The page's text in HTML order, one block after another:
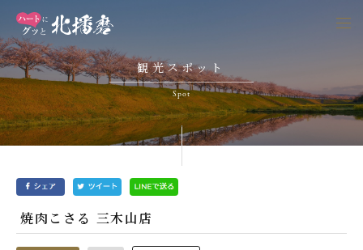
観光スポット
Spot
焼肉こさる 三木山店